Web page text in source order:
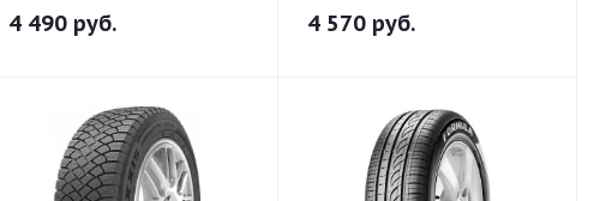
4 490 руб. 4 570 руб.